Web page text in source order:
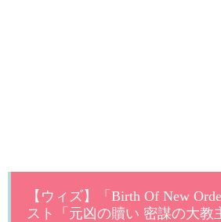
【ウィズ】「Birth Of New
スト「元凶の贖い 密謀の大教